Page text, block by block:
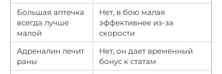
Большая аптечка
всегда лучше
малой
Нет, в бою малая
эффективнее из-за
скорости
Адреналин лечит
раны
Нет, он дает временный
бонус к статам